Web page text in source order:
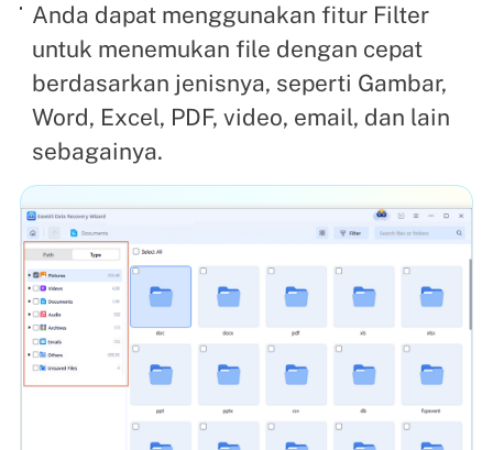
Anda dapat menggunakan fitur Filter
untuk menemukan file dengan cepat
berdasarkan jenisnya, seperti Gambar,
Word, Excel, PDF, video, email, dan lain
sebagainya.